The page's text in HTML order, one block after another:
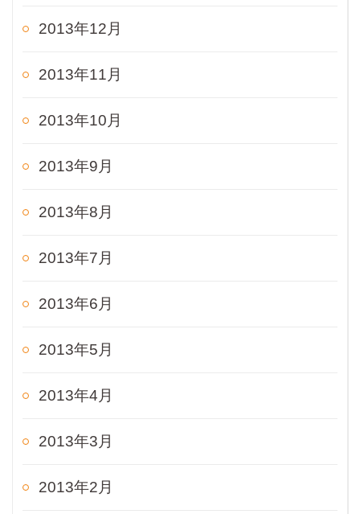
2013年12月
2013年11月
2013年10月
2013年9月
2013年8月
2013年7月
2013年6月
2013年5月
2013年4月
2013年3月
2013年2月